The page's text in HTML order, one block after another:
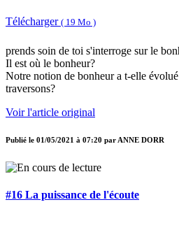
Télécharger ( 19 Mo )
prends soin de toi s'interroge sur le
Il est où le bonheur?
Notre notion de bonheur a t-elle
traversons?
Voir l'article original
Publié le 01/05/2021 à 07:20 par ANNE DORR
#16 La puissance de l'écoute